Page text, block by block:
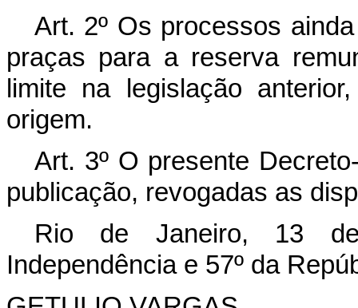
Art. 2º Os processos
praças para a reserva
limite na legislação
origem.
Art. 3º O presente
publicação, revogadas as
Rio de Janeiro, 13
Independência e 57º da